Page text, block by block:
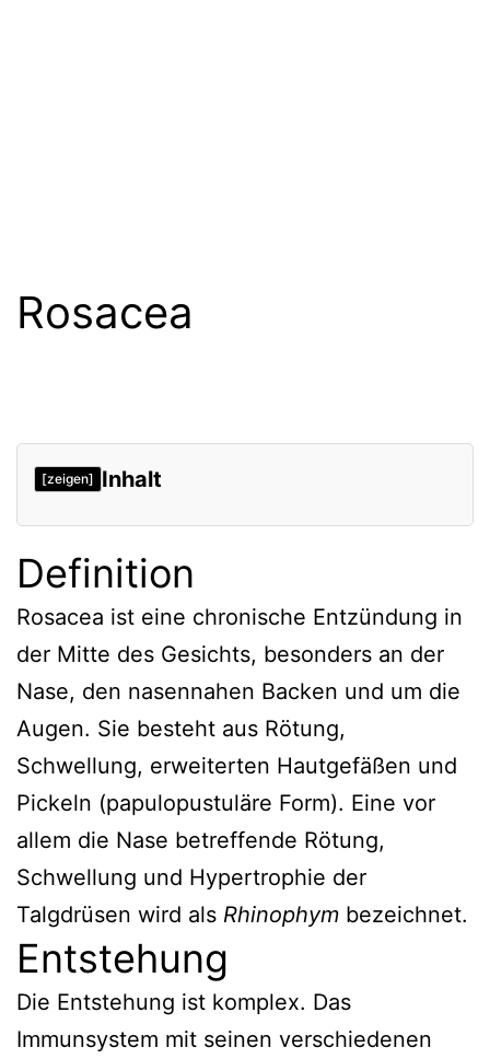
Rosacea
[zeigen] Inhalt
Definition
Entstehung
Bedeutung von Milben
Form mit neurologischer Symptomatik
Rosacea fulminans
Therapie
Verweise
Definition
Rosacea ist eine chronische Entzündung in
der Mitte des Gesichts, besonders an der
Nase, den nasennahen Backen und um die
Augen. Sie besteht aus Rötung,
Schwellung, erweiterten Hautgefäßen und
Pickeln (papulopustuläre Form). Eine vor
allem die Nase betreffende Rötung,
Schwellung und Hypertrophie der
Talgdrüsen wird als Rhinophym bezeichnet.
Entstehung
Die Entstehung ist komplex. Das
Immunsystem mit seinen verschiedenen